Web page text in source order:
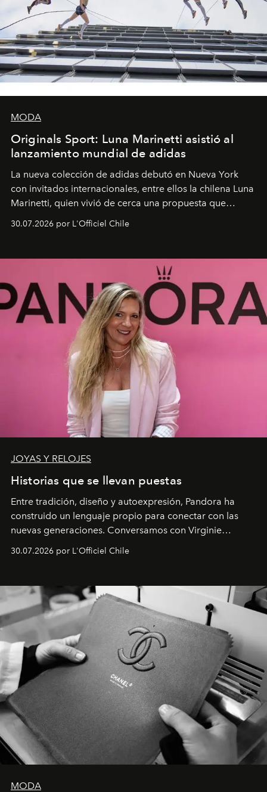
MODA
Originals Sport: Luna Marinetti asistió al
lanzamiento mundial de adidas
La nueva colección de adidas debutó en Nueva York
con invitados internacionales, entre ellos la chilena Luna
Marinetti, quien vivió de cerca una propuesta que
fusiona moda y rendimiento.
30.07.2026 por L'Officiel Chile
JOYAS Y RELOJES
Historias que se llevan puestas
Entre tradición, diseño y autoexpresión, Pandora ha
construido un lenguaje propio para conectar con las
nuevas generaciones. Conversamos con Virginie
Dubray, la responsable de marketing para
Latinoamérica, sobre identidad, cultura y el valor
30.07.2026 por L'Officiel Chile
MODA